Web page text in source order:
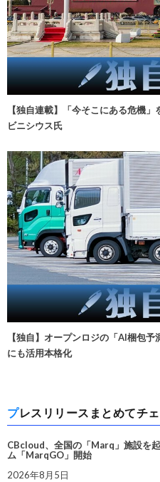
【独自連載】「今そこにある危機
ビニシウス氏
【独自】オープンロジの「AI梱包
にも活用本格化
プレスリリースまとめてチ
CBcloud、全国の「Marq」施設を
ム「MarqGO」開始
2026年8月5日